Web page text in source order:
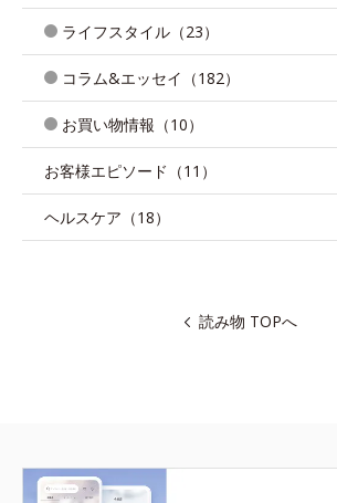
ライフスタイル（23）
コラム&エッセイ（182）
お買い物情報（10）
お客様エピソード（11）
ヘルスケア（18）
読み物 TOPへ